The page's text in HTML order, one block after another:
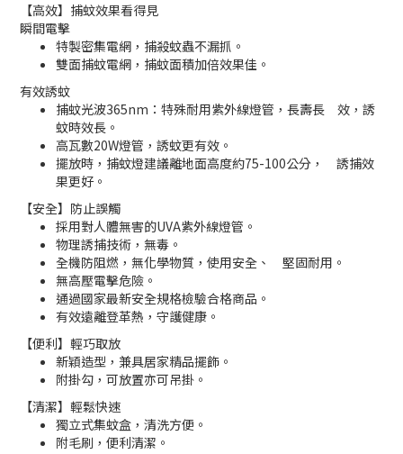
【高效】捕蚊效果看得見
瞬間電擊
特製密集電網，捕殺蚊蟲不漏抓。
雙面捕蚊電網，捕蚊面積加倍效果佳。
有效誘蚊
捕蚊光波365nm：特殊耐用紫外線燈管，長壽長 效，誘
蚊時效長。
高瓦數20W燈管，誘蚊更有效。
擺放時，捕蚊燈建議離地面高度約75-100公分， 誘捕效
果更好。
【安全】防止誤觸
採用對人體無害的UVA紫外線燈管。
物理誘捕技術，無毒。
全機防阻燃，無化學物質，使用安全、 堅固耐用。
無高壓電擊危險。
通過國家最新安全規格檢驗合格商品。
有效遠離登革熱，守護健康。
【便利】輕巧取放
新穎造型，兼具居家精品擺飾。
附掛勾，可放置亦可吊掛。
【清潔】輕鬆快速
獨立式集蚊盒，清洗方便。
附毛刷，便利清潔。